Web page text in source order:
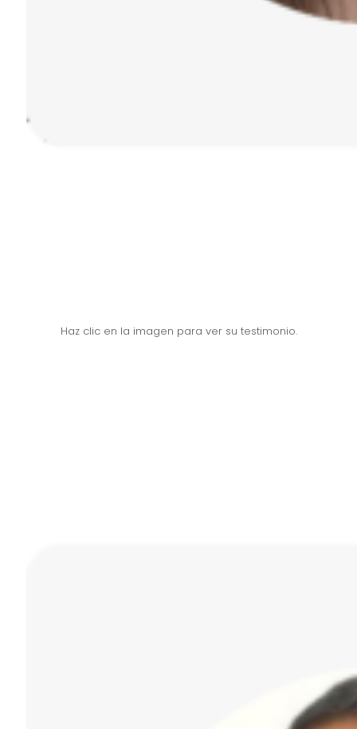
Haz clic en la imagen para ver su testimonio.